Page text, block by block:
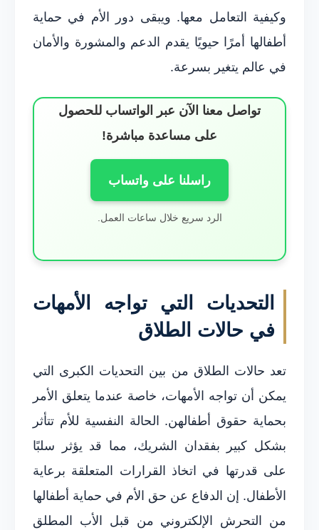
وكيفية التعامل معها. ويبقى دور الأم في حماية
أطفالها أمرًا حيويًا يقدم الدعم والمشورة والأمان
في عالم يتغير بسرعة.
تواصل معنا الآن عبر الواتساب للحصول
على مساعدة مباشرة!
راسلنا على واتساب
الرد سريع خلال ساعات العمل.
التحديات التي تواجه الأمهات
في حالات الطلاق
تعد حالات الطلاق من بين التحديات الكبرى التي
يمكن أن تواجه الأمهات، خاصة عندما يتعلق الأمر
بحماية حقوق أطفالهن. الحالة النفسية للأم تتأثر
بشكل كبير بفقدان الشريك، مما قد يؤثر سلبًا
على قدرتها في اتخاذ القرارات المتعلقة برعاية
الأطفال. إن الدفاع عن حق الأم في حماية أطفالها
من التحرش الإلكتروني من قبل الأب المطلق